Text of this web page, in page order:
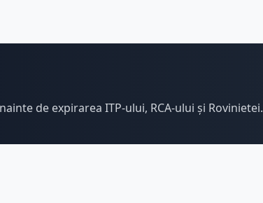
de expirarea ITP-ului, RCA-ului și Rovinietei.